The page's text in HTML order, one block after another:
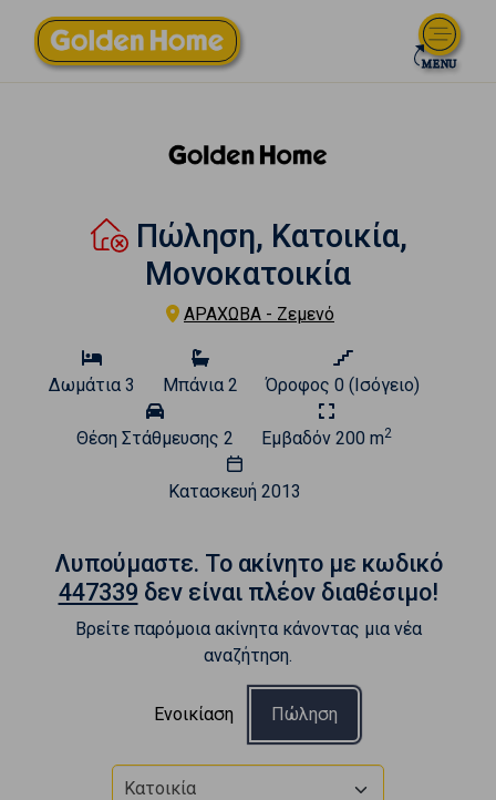
Πώληση, Κατοικία,
Μονοκατοικία
ΑΡΑΧΩΒΑ - Ζεμενό
Δωμάτια 3 Μπάνια 2 Όροφος 0 (Ισόγειο)
Θέση Στάθμευσης 2 Εμβαδόν 200 m2
Κατασκευή 2013
Λυπούμαστε. To ακίνητο με κωδικό
447339 δεν είναι πλέον διαθέσιμο!
Βρείτε παρόμοια ακίνητα κάνοντας μια νέα
αναζήτηση.
Ενοικίαση Πώληση
Κατοικία